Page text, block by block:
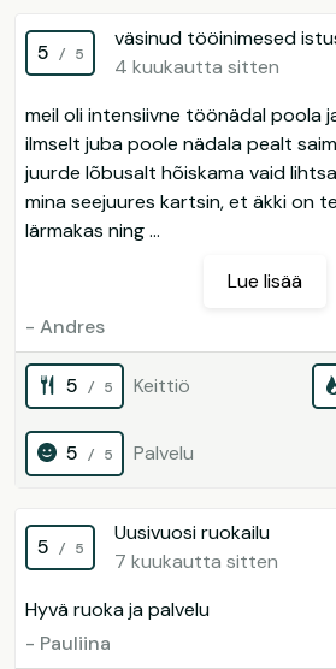
5 / 5
väsinud tööinimesed
4 kuukautta sitten
meil oli intensiivne töönädal poola
ilmselt juba poole nädala pealt
juurde lõbusalt hõiskama vaid
mina seejuures kartsin, et äkki on
lärmakas ning ...
Lue lisää
- Andres
5 / 5 Keittiö
5 / 5 Palvelu
5 / 5
Uusivuosi ruokailu
7 kuukautta sitten
Hyvä ruoka ja palvelu
- Pauliina